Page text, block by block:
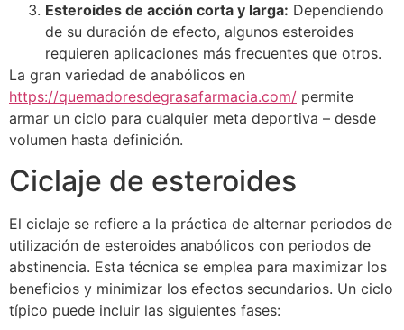
Esteroides de acción corta y larga: Dependiendo
de su duración de efecto, algunos esteroides
requieren aplicaciones más frecuentes que otros.
La gran variedad de anabólicos en
https://quemadoresdegrasafarmacia.com/ permite
armar un ciclo para cualquier meta deportiva – desde
volumen hasta definición.
Ciclaje de esteroides
El ciclaje se refiere a la práctica de alternar periodos de
utilización de esteroides anabólicos con periodos de
abstinencia. Esta técnica se emplea para maximizar los
beneficios y minimizar los efectos secundarios. Un ciclo
típico puede incluir las siguientes fases: